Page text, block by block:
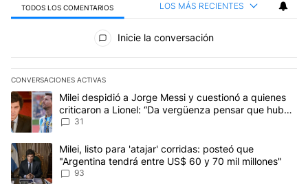
TODOS LOS COMENTARIOS LOS MÁS RECIENTES
Todos los comentarios
Inicie la conversación
CONVERSACIONES ACTIVAS
Este listado muestra los artículos con más comentarios en los
Un artículo de tendencia con el título "Milei despidió a Jorge
Milei despidió a Jorge Messi y cuestionó a quienes
criticaron a Lionel: “Da vergüenza pensar que hubo
anti-Messi”
31
Un artículo de tendencia con el título "Milei, listo para 'atajar'
Milei, listo para 'atajar' corridas: posteó que
"Argentina tendrá entre US$ 60 y 70 mil millones"
93